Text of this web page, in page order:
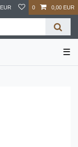
EUR 0 0,00 EUR
☰